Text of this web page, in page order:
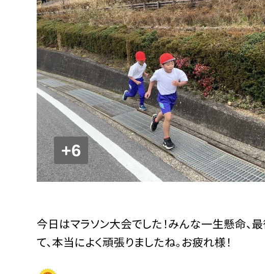
+6
今日はマラソン大会でした！みんな一生懸命、
て、本当によく頑張りましたね。お疲れ様！